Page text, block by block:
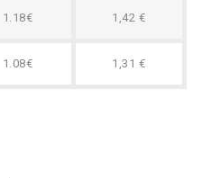
1.18€ 1,42 €
1.08€ 1,31 €